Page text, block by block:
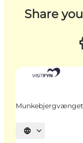
Share
Munkebjergvænget
Select language